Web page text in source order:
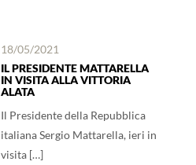
18/05/2021
IL PRESIDENTE MATTARELLA
IN VISITA ALLA VITTORIA
ALATA
Il Presidente della Repubblica
italiana Sergio Mattarella, ieri in
visita […]